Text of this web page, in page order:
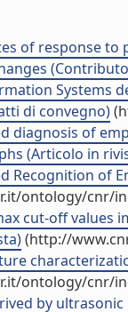
of response to
Systems
di convegno)
diagnosis of
(Articolo in
Recognition of
ontology/cnr/
cut-off values
(http://
ontology/cnr/
by